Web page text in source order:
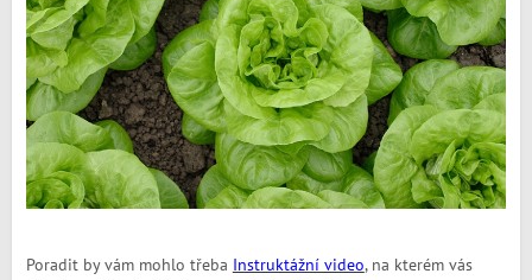
Poradit by vám mohlo třeba Instruktážní video, na kterém vás